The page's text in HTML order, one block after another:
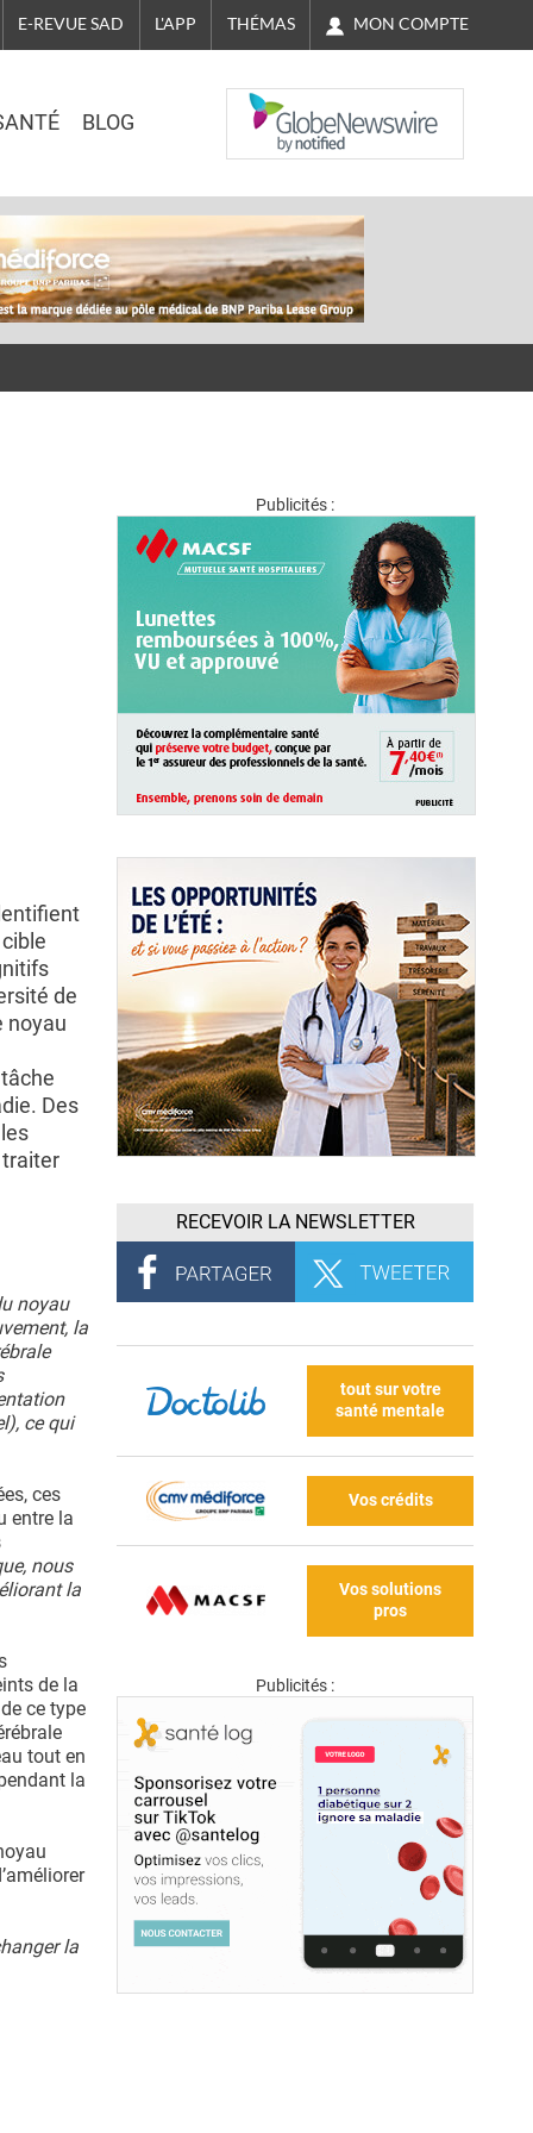
E-REVUE SAD L'APP THÉMAS MON COMPTE
BLOG
NASDAQ
de
noyau
Des
noyau
la
ce qui
ces
entre la
nous
la
de la
ce type
tout en
la
la
Publicités :
RECEVOIR LA NEWSLETTER
tout sur votre
santé mentale
Vos crédits
Vos solutions
pros
Publicités :